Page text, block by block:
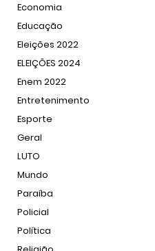
Economia
Educação
Eleições 2022
ELEIÇÕES 2024
Enem 2022
Entretenimento
Esporte
Geral
LUTO
Mundo
Paraíba
Policial
Política